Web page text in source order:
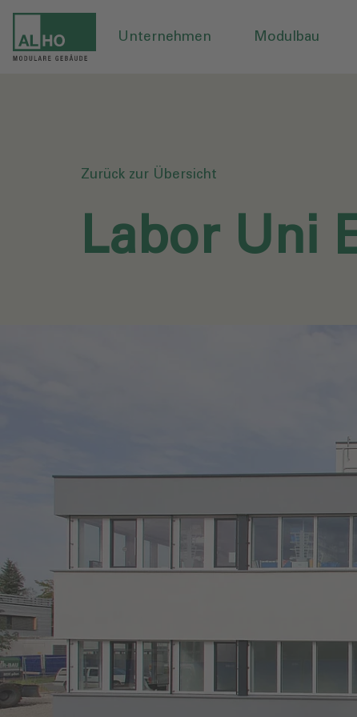
Unternehmen Modulbau
Zurück zur Übersicht
Labor Uni